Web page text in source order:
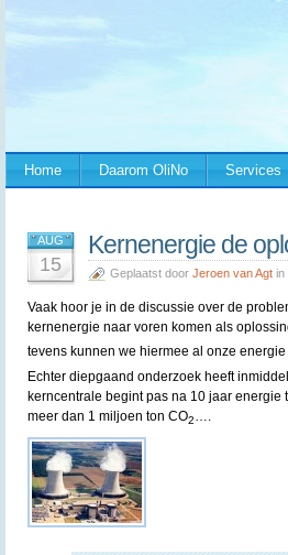
Home Daarom OliNo Services
AUG
15
Kernenergie de
Geplaatst door Jeroen van Agt in
Vaak hoor je in de discussie over de
kernenergie naar voren komen als
tevens kunnen we hiermee al onze
Echter diepgaand onderzoek heeft
kerncentrale begint pas na 10 jaar
meer dan 1 miljoen ton CO2….